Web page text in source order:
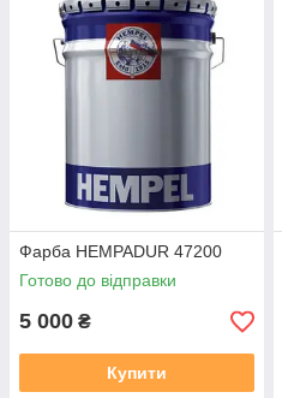
Фарба HEMPADUR 47200
Готово до відправки
5 000 ₴
Купити